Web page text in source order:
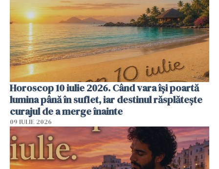
Horoscop 10 iulie 2026. Când vara își poartă
lumina până în suflet, iar destinul răsplătește
curajul de a merge înainte
09 IULIE 2026